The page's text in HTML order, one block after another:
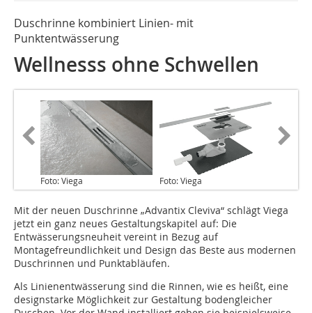
Duschrinne kombiniert Linien- mit
Punktentwässerung
Wellnesss ohne Schwellen
Foto: Viega Foto: Viega
Mit der neuen Duschrinne „Advantix Cleviva“ schlägt Viega
jetzt ein ganz neues Gestaltungs­kapitel auf: Die
Entwässerungsneuheit vereint in Bezug auf
Montagefreundlichkeit und Design das Beste aus modernen
Duschrinnen und Punktabläufen.
Als Linienentwässerung sind die Rinnen, wie es heißt, eine
designstarke Möglichkeit zur Gestaltung bodengleicher